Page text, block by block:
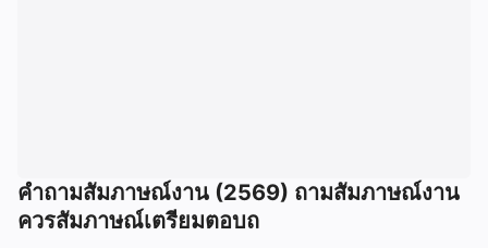
คําถามสัมภาษณ์งาน (2569) ถามสัมภาษณ์งาน
ควรสัมภาษณ์เตรียมตอบถ